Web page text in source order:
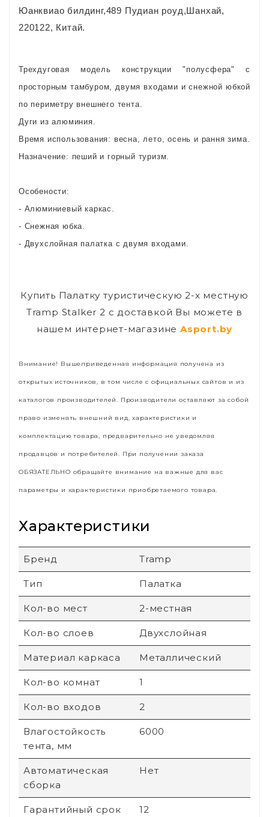
Юанквиао билдинг,489 Пудиан роуд,Шанхай,
220122, Китай.
Трехдуговая модель конструкции "полусфера" с
просторным тамбуром, двумя входами и снежной юбкой
по периметру внешнего тента.
Дуги из алюминия.
Время использования: весна, лето, осень и рання зима.
Назначение: пеший и горный туризм.
Особености:
- Алюминиевый каркас.
- Снежная юбка.
- Двухслойная палатка с двумя входами.
Купить Палатку туристическую 2-х местную
Tramp Stalker 2 с доставкой Вы можете в
нашем интернет-магазине Asport.by
Внимание! Вышеприведенная информация получена из
открытых источников, в том числе с официальных сайтов и из
каталогов производителей. Производители оставляют за собой
право изменять внешний вид, характеристики и
комплектацию товара, предварительно не уведомляя
продавцов и потребителей. При получении заказа
ОБЯЗАТЕЛЬНО обращайте внимание на важные для вас
параметры и характеристики приобретаемого товара.
Характеристики
Бренд Tramp
Тип Палатка
Кол-во мест 2-местная
Кол-во слоев Двухслойная
Материал каркаса Металлический
Кол-во комнат 1
Кол-во входов 2
Влагостойкость
тента, мм
6000
Автоматическая
сборка
Нет
Гарантийный срок 12